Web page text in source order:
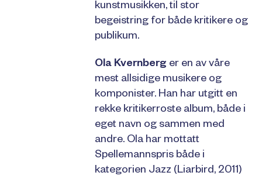
kunstmusikken, til stor
begeistring for både kritikere og
publikum.
Ola Kvernberg er en av våre
mest allsidige musikere og
komponister. Han har utgitt en
rekke kritikerroste album, både i
eget navn og sammen med
andre. Ola har mottatt
Spellemannspris både i
kategorien Jazz (Liarbird, 2011)